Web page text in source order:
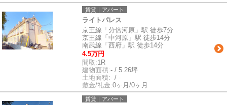
賃貸｜アパート
ライトパレス
京王線「分倍河原」駅 徒歩7分
京王線「中河原」駅 徒歩14分
南武線「西府」駅 徒歩14分
4.5万円
間取:1R
建物面積:- / 5.26坪
土地面積:- / -
敷金/礼金:0ヶ月/0ヶ月
賃貸｜アパート